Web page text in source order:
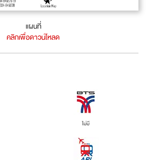
แผนที่
คลิกเพื่อดาวน์โหลด
ไม่มี